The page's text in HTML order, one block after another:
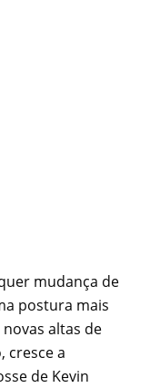
mudança de
postura mais
altas de
cresce a
de Kevin